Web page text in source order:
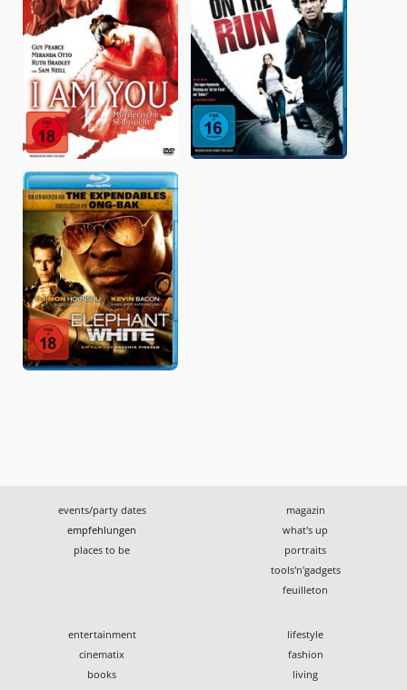
events/party dates
empfehlungen
places to be
magazin
what's up
portraits
tools'n'gadgets
feuilleton
entertainment
cinematix
books
lifestyle
fashion
living